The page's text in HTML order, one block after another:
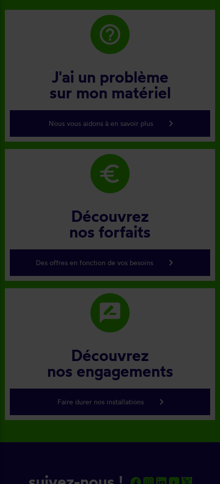
help_outline
J'ai un problème
sur mon matériel
Nous vous aidons à en savoir plus keyboard_arrow_right
euro
Découvrez
nos forfaits
Des offres en fonction de vos besoins keyboard_arrow_right
rate_review
Découvrez
nos engagements
Faire durer nos installations keyboard_arrow_right